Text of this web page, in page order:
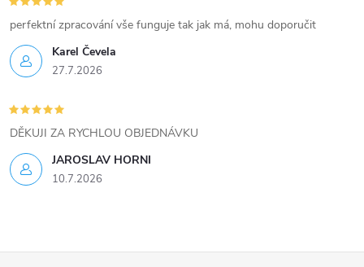
v
ý
p
i
s
u
Karel Čevela
27.7.2026
perfektní zpracování vše funguje tak jak má, mohu doporučit
JAROSLAV HORNI
10.7.2026
DĚKUJI ZA RYCHLOU OBJEDNÁVKU